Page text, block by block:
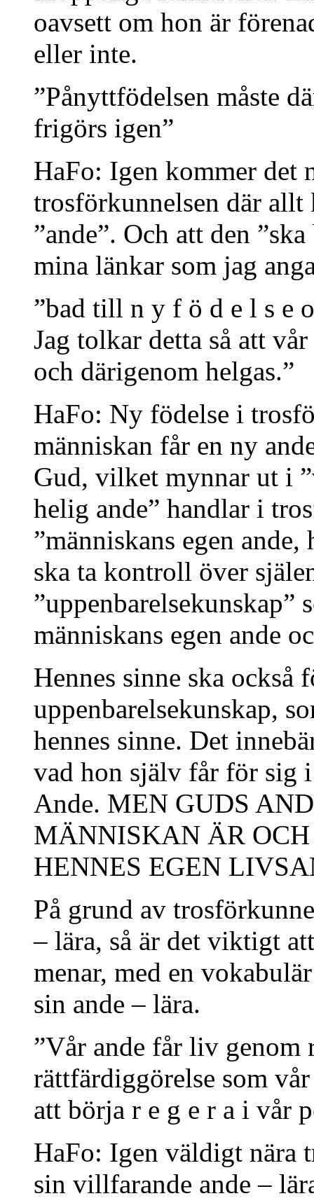
oavsett om hon är
eller inte.
”Pånyttfödelsen måste
frigörs igen”
HaFo: Igen kommer det
trosförkunnelsen där allt
”ande”. Och att den
mina länkar som jag
”bad till n y f ö d e l s e
Jag tolkar detta så att
och därigenom helgas.”
HaFo: Ny födelse i
människan får en ny
Gud, vilket mynnar ut i
helig ande” handlar i
”människans egen
ska ta kontroll över
människans egen ande
Hennes sinne ska också
uppenbarelsekunskap,
hennes sinne. Det
vad hon själv får för sig
Ande. MEN GUDS
MÄNNISKAN ÄR
HENNES EGEN
På grund av
– lära, så är det viktigt
menar, med en
sin ande – lära.
”Vår ande får liv genom
rättfärdiggörelse som
att börja r e g e r a i vår
HaFo: Igen väldigt nära
sin villfarande ande –